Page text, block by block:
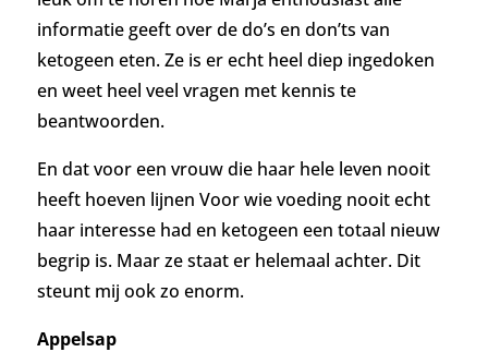
informatie geeft over de do’s en don’ts van
ketogeen eten. Ze is er echt heel diep ingedoken
en weet heel veel vragen met kennis te
beantwoorden.
En dat voor een vrouw die haar hele leven nooit
heeft hoeven lijnen Voor wie voeding nooit echt
haar interesse had en ketogeen een totaal nieuw
begrip is. Maar ze staat er helemaal achter. Dit
steunt mij ook zo enorm.
Appelsap